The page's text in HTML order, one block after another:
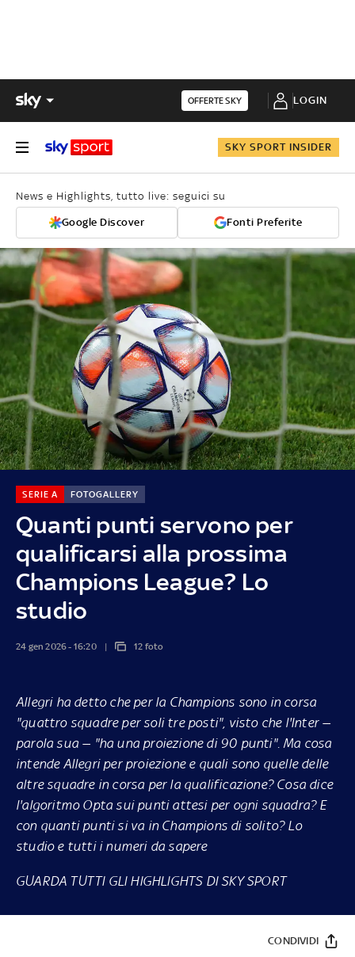
OFFERTE SKY LOGIN
SKY SPORT INSIDER
News e Highlights, tutto live: seguici su
Google Discover Fonti Preferite
Quanti punti servono per
qualificarsi alla prossima
Champions League? Lo
studio
SERIE A FOTOGALLERY
24 gen 2026 - 16:20 12 foto
Allegri ha detto che per la Champions sono in corsa
"quattro squadre per soli tre posti", visto che l'Inter —
parola sua — "ha una proiezione di 90 punti". Ma cosa
intende Allegri per proiezione e quali sono quelle delle
altre squadre in corsa per la qualificazione? Cosa dice
l'algoritmo Opta sui punti attesi per ogni squadra? E
con quanti punti si va in Champions di solito? Lo
studio e tutti i numeri da sapere
GUARDA TUTTI GLI HIGHLIGHTS DI SKY SPORT
CONDIVIDI